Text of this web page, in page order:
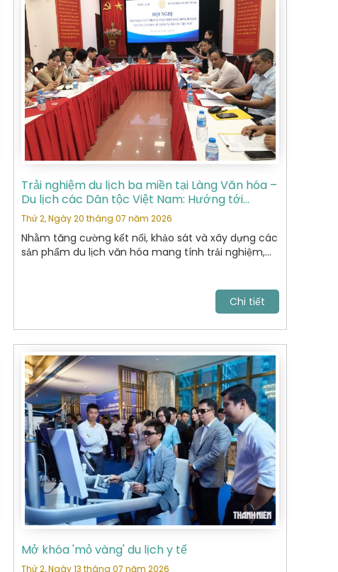
Trải nghiệm du lịch ba miền tại Làng Văn hóa –
Du lịch các Dân tộc Việt Nam: Hướng tới
những sản phẩm du lịch văn hóa đặc sắc
Thứ 2, Ngày 20 tháng 07 năm 2026
Nhằm tăng cường kết nối, khảo sát và xây dựng các
sản phẩm du lịch văn hóa mang tính trải nghiệm,
các Dân tộc Việt Nam do Sở Du lịch tổ chức.Chi tiết
Mở khóa 'mỏ vàng' du lịch y tế
Thứ 2, Ngày 13 tháng 07 năm 2026